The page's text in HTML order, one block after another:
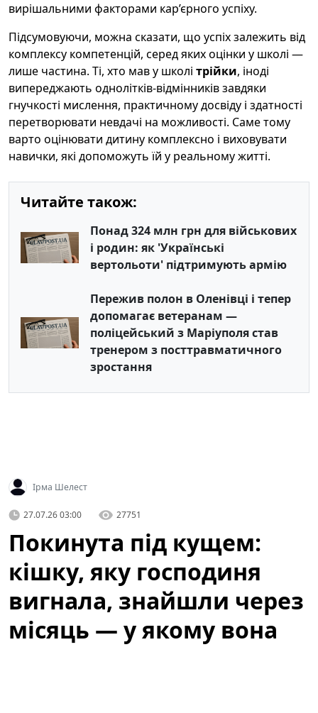
вирішальними факторами кар’єрного успіху.
Підсумовуючи, можна сказати, що успіх залежить від
комплексу компетенцій, серед яких оцінки у школі —
лише частина. Ті, хто мав у школі трійки, іноді
випереджають однолітків-відмінників завдяки
гнучкості мислення, практичному досвіду і здатності
перетворювати невдачі на можливості. Саме тому
варто оцінювати дитину комплексно і виховувати
навички, які допоможуть їй у реальному житті.
Читайте також:
Понад 324 млн грн для військових
і родин: як 'Українські
вертольоти' підтримують армію
Пережив полон в Оленівці і тепер
допомагає ветеранам —
поліцейський з Маріуполя став
тренером з посттравматичного
зростання
Ірма Шелест
27.07.26 03:00 27751
Покинута під кущем:
кішку, яку господиня
вигнала, знайшли через
місяць — у якому вона